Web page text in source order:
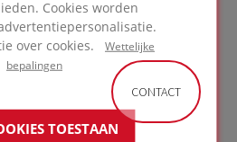
Cookies worden
over cookies. Wettelijke
bepalingen
TOESTAAN
CONTACT